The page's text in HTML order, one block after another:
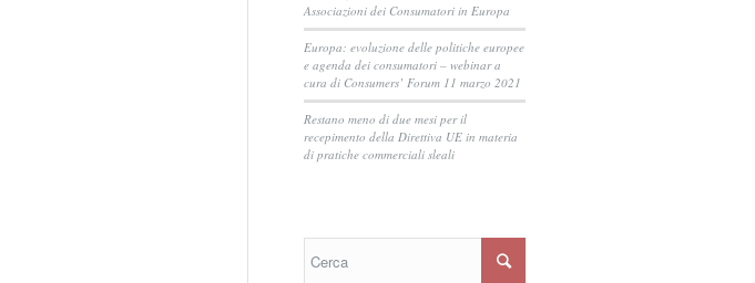
Associazioni dei Consumatori in Europa
Europa: evoluzione delle politiche europee
e agenda dei consumatori – webinar a
cura di Consumers’ Forum 11 marzo 2021
Restano meno di due mesi per il
recepimento della Direttiva UE in materia
di pratiche commerciali sleali